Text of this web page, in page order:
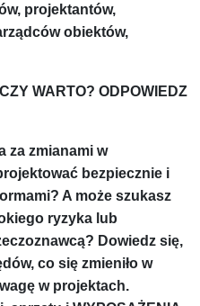
projektantów,
obiektów,
WARTO? ODPOWIEDZ
za zmianami w
bezpiecznie i
A może szukasz
ryzyka lub
Dowiedz się,
co się zmieniło w
w projektach.